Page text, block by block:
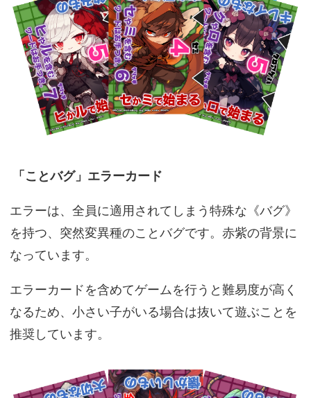
「ことバグ」エラーカード
エラーは、全員に適用されてしまう特殊な《バグ》
を持つ、突然変異種のことバグです。赤紫の背景に
なっています。
エラーカードを含めてゲームを行うと難易度が高く
なるため、小さい子がいる場合は抜いて遊ぶことを
推奨しています。